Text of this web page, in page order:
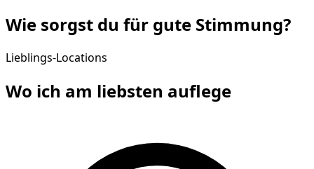
Wie sorgst du für gute Stimmung?
Lieblings-Locations
Wo ich am liebsten auflege